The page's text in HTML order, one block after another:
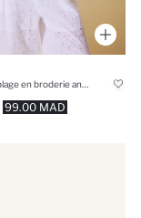
99.00 MAD